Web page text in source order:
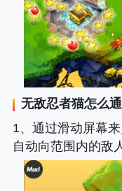
无敌忍者猫怎么
1、通过滑动屏幕
自动向范围内的敌